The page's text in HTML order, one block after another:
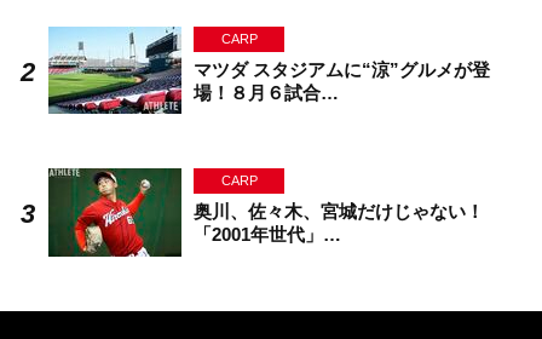
CARP
マツダ スタジアムに“涼”グルメが登
場！８月６試合…
CARP
奥川、佐々木、宮城だけじゃない！
「2001年世代」…